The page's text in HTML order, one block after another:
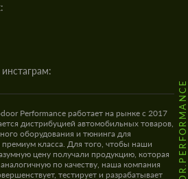
Performance работает на рынке с 2017
дистрибуцией автомобильных товаров,
оборудования и тюнинга для
класса. Для того, чтобы наши
цену получали продукцию, которая
по качеству, наша компания
тестирует и разрабатывает